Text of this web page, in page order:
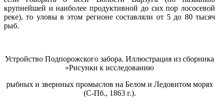
крупнейшей и наиболее продуктивной до сих пор лососевой
реке), то уловы в этом регионе составляли от 5 до 80 тысяч
рыб.
Устройство Подпорожского забора. Иллюстрация из сборника
«Рисунки к исследованию
рыбных и звериных промыслов на Белом и Ледовитом морях
(С-Пб., 1863 г.).